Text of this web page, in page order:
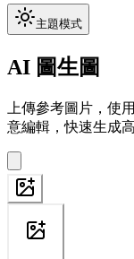
主題模式
AI 圖生圖
上傳參考圖片，使
意編輯，快速生成